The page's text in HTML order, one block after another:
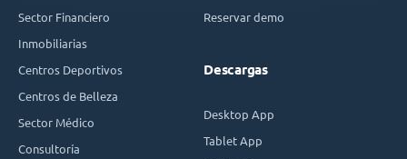
Sector Financiero
Inmobiliarias
Centros Deportivos
Centros de Belleza
Sector Médico
Consultoría
Reservar demo
Descargas
Desktop App
Tablet App